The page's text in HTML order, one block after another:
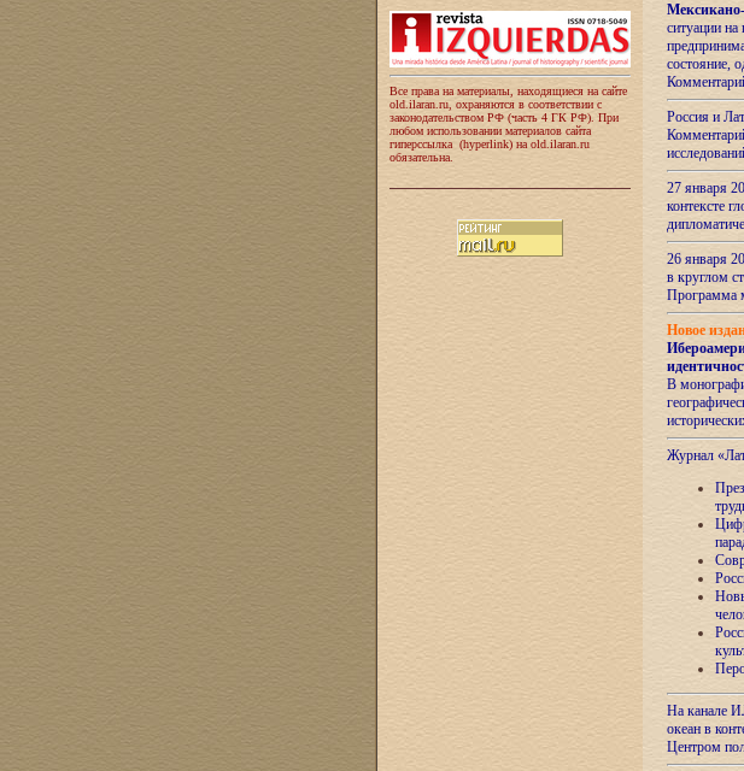
Все права на материалы, находящиеся на сайте
old.ilaran.ru, охраняются в соответствии с
законодательством РФ (часть 4 ГК РФ). При
любом использовании материалов сайта
гиперссылка (hyperlink) на old.ilaran.ru
обязательна.
ситуации
состояние,
Россия и
27 января
контексте
26 января
в круглом
Программа
Новое
В
Журнал
На канале
океан в
Центром